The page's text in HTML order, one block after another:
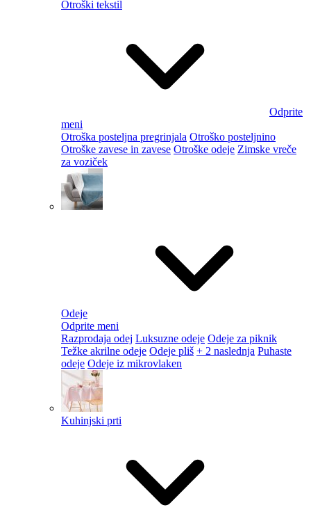
Otroški tekstil
Odprite
meni
Otroška posteljna pregrinjala Otroško posteljnino
Otroške zavese in zavese Otroške odeje Zimske vreče
za voziček
Odeje
Odprite meni
Razprodaja odej Luksuzne odeje Odeje za piknik
Težke akrilne odeje Odeje pliš + 2 naslednja Puhaste
odeje Odeje iz mikrovlaken
Kuhinjski prti